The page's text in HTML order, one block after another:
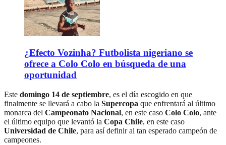
¿Efecto Vozinha? Futbolista nigeriano se
ofrece a Colo Colo en búsqueda de una
oportunidad
Este domingo 14 de septiembre, es el día escogido en que
finalmente se llevará a cabo la Supercopa que enfrentará al último
monarca del Campeonato Nacional, en este caso Colo Colo, ante
el último equipo que levantó la Copa Chile, en este caso
Universidad de Chile, para así definir al tan esperado campeón de
campeones.